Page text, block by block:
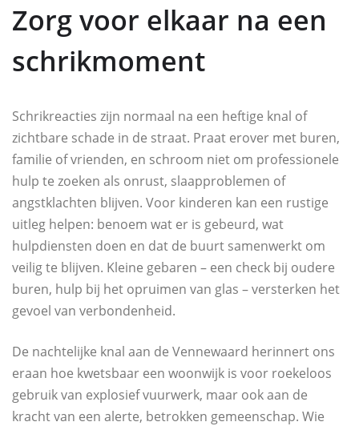
Zorg voor elkaar na een
schrikmoment
Schrikreacties zijn normaal na een heftige knal of
zichtbare schade in de straat. Praat erover met buren,
familie of vrienden, en schroom niet om professionele
hulp te zoeken als onrust, slaapproblemen of
angstklachten blijven. Voor kinderen kan een rustige
uitleg helpen: benoem wat er is gebeurd, wat
hulpdiensten doen en dat de buurt samenwerkt om
veilig te blijven. Kleine gebaren – een check bij oudere
buren, hulp bij het opruimen van glas – versterken het
gevoel van verbondenheid.
De nachtelijke knal aan de Vennewaard herinnert ons
eraan hoe kwetsbaar een woonwijk is voor roekeloos
gebruik van explosief vuurwerk, maar ook aan de
kracht van een alerte, betrokken gemeenschap. Wie